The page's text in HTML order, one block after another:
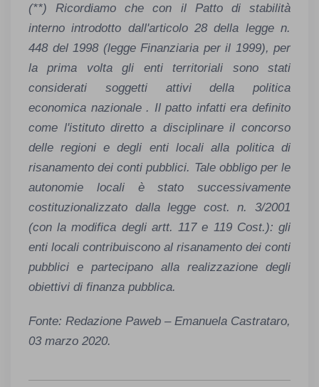
(**) Ricordiamo che con il Patto di stabilità
interno introdotto dall'articolo 28 della legge n.
448 del 1998 (legge Finanziaria per il 1999), per
la prima volta gli enti territoriali sono stati
considerati soggetti attivi della politica
economica nazionale . Il patto infatti era definito
come l'istituto diretto a disciplinare il concorso
delle regioni e degli enti locali alla politica di
risanamento dei conti pubblici. Tale obbligo per le
autonomie locali è stato successivamente
costituzionalizzato dalla legge cost. n. 3/2001
(con la modifica degli artt. 117 e 119 Cost.): gli
enti locali contribuiscono al risanamento dei conti
pubblici e partecipano alla realizzazione degli
obiettivi di finanza pubblica.
Fonte: Redazione Paweb – Emanuela Castrataro,
03 marzo 2020.